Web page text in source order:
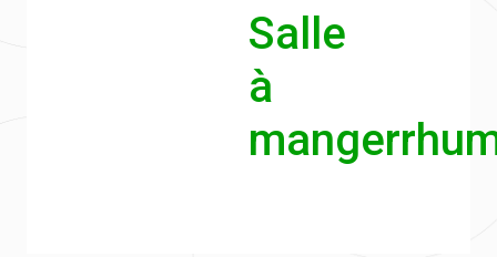
Salle
à